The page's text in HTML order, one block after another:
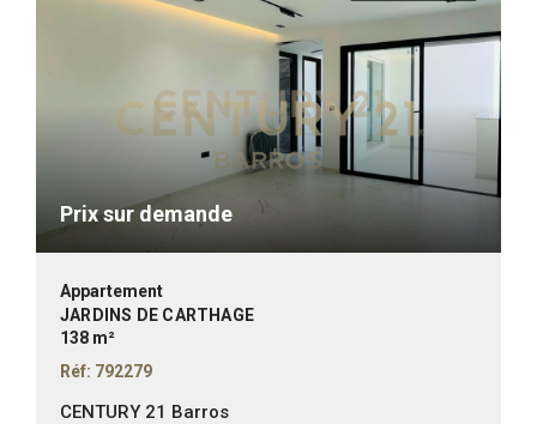
Prix sur demande
Appartement
JARDINS DE CARTHAGE
138 m²
Réf: 792279
CENTURY 21 Barros